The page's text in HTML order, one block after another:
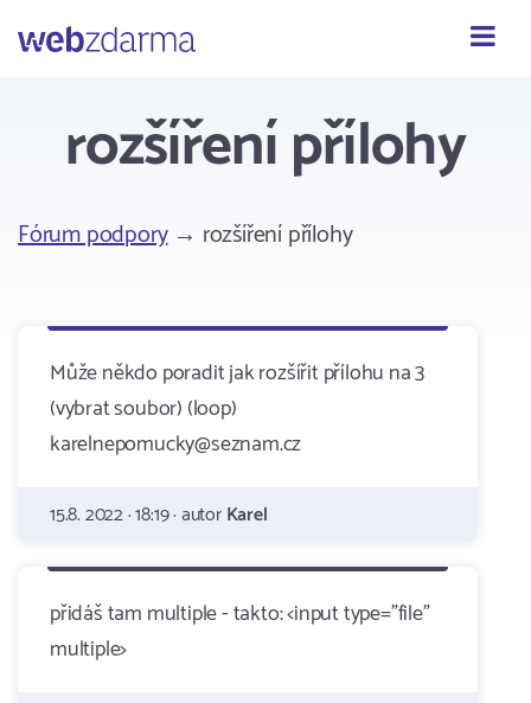
Webzdarma
rozšíření přílohy
Fórum podpory→ rozšíření přílohy
Může někdo poradit jak rozšířit přílohu na 3
(vybrat soubor) (loop)
karelnepomucky@seznam.cz
15.8. 2022 · 18:19 · autorKarel
přidáš tam multiple - takto: <input type="file"
multiple>